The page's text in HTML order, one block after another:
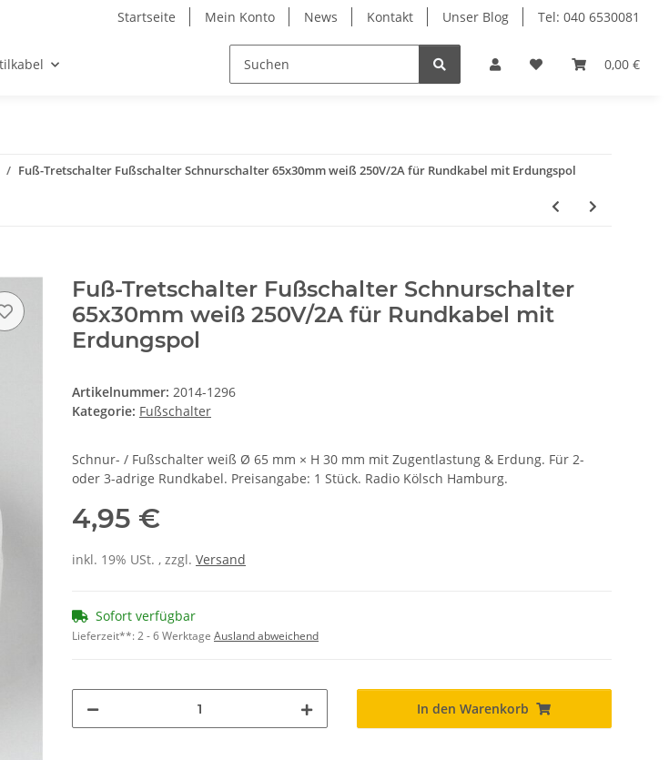
Startseite Mein Konto News Kontakt Unser Blog Tel: 040 6530081
0,00 €
Fuß-Tretschalter Fußschalter Schnurschalter 65x30mm weiß 250V/2A für Rundkabel mit Erdungspol
Fuß-Tretschalter Fußschalter Schnurschalter
65x30mm weiß 250V/2A für Rundkabel mit
Erdungspol
Artikelnummer: 2014-1296
Kategorie: Fußschalter
Schnur- / Fußschalter weiß Ø 65 mm × H 30 mm mit Zugentlastung & Erdung. Für 2-
oder 3-adrige Rundkabel. Preisangabe: 1 Stück. Radio Kölsch Hamburg.
4,95 €
inkl. 19% USt. , zzgl. Versand
Sofort verfügbar
Lieferzeit**:2 - 6 Werktage Ausland abweichend
In den Warenkorb